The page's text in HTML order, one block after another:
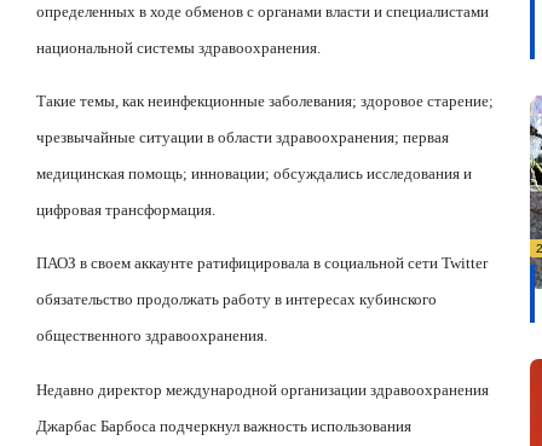
определенных в ходе обменов с органами власти и специалистами
национальной системы здравоохранения.
Такие темы, как неинфекционные заболевания; здоровое старение;
чрезвычайные ситуации в области здравоохранения; первая
медицинская помощь; инновации; обсуждались исследования и
цифровая трансформация.
ПАОЗ в своем аккаунте ратифицировала в социальной сети Twitter
обязательство продолжать работу в интересах кубинского
общественного здравоохранения.
Недавно директор международной организации здравоохранения
Джарбас Барбоса подчеркнул важность использования